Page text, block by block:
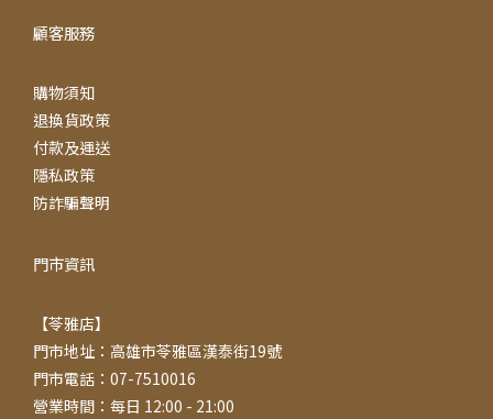
顧客服務
購物須知
退換貨政策
付款及運送
隱私政策
防詐騙聲明
門市資訊
【苓雅店】
門市地址：高雄市苓雅區漢泰街19號
門市電話：07-7510016
營業時間：每日 12:00 - 21:00